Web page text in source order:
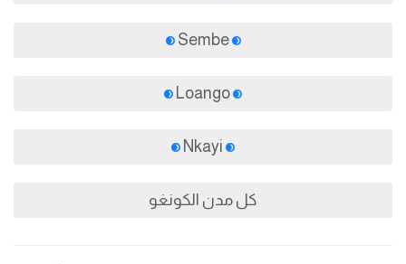
Sembe
كل مدن الكونغو